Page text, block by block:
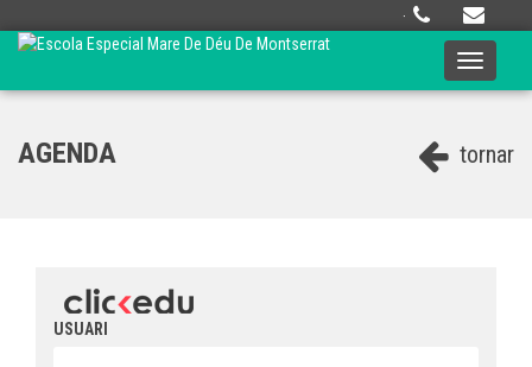
·
Toggle
tornar
AGENDA
USUARI